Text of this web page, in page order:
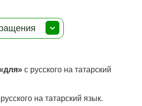
с русского на татарский
на татарский язык.